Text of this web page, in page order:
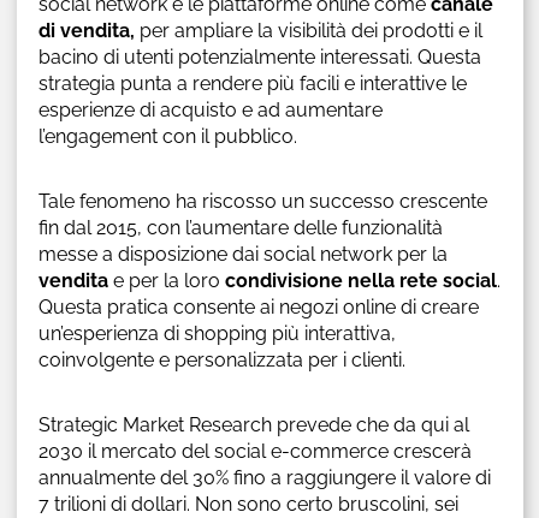
di vendita, per ampliare la visibilità dei prodotti e il
bacino di utenti potenzialmente interessati. Questa
strategia punta a rendere più facili e interattive le
esperienze di acquisto e ad aumentare
l’engagement con il pubblico.
Tale fenomeno ha riscosso un successo crescente
fin dal 2015, con l’aumentare delle funzionalità
messe a disposizione dai social network per la
venditae per la loro condivisione nella rete social.
Questa pratica consente ai negozi online di creare
un’esperienza di shopping più interattiva,
coinvolgente e personalizzata per i clienti.
Strategic Market Research prevede che da qui al
2030 il mercato del social e-commerce crescerà
annualmente del 30% fino a raggiungere il valore di
7 trilioni di dollari. Non sono certo bruscolini, sei